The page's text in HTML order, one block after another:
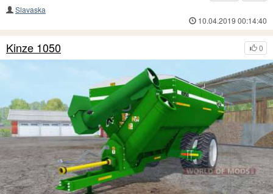
Slavaska
10.04.2019 00:14:40
0
Kinze 1050